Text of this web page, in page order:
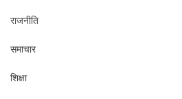
राजनीति
समाचार
शिक्षा